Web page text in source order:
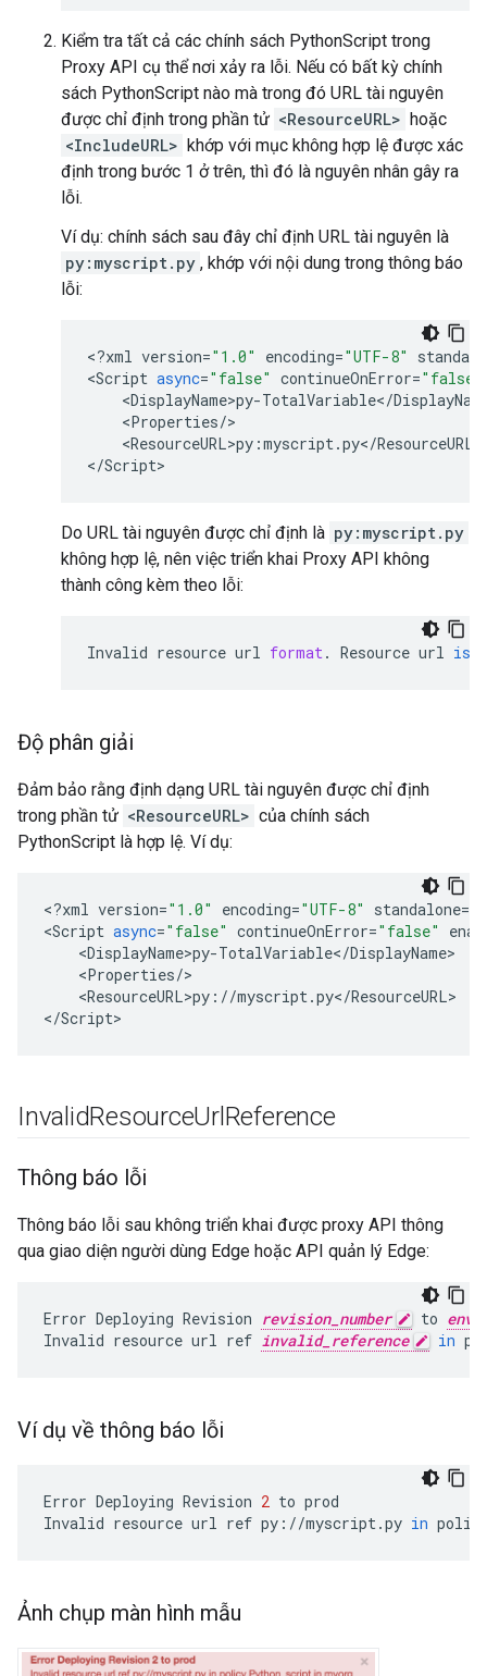
Kiểm tra tất cả các chính sách PythonScript trong
Proxy API cụ thể nơi xảy ra lỗi. Nếu có bất kỳ chính
sách PythonScript nào mà trong đó URL tài nguyên
được chỉ định trong phần tử <ResourceURL> hoặc
<IncludeURL> khớp với mục không hợp lệ được xác
định trong bước 1 ở trên, thì đó là nguyên nhân gây ra
lỗi.
Ví dụ: chính sách sau đây chỉ định URL tài nguyên là
py:myscript.py , khớp với nội dung trong thông báo
lỗi:
<?xml version="1.0" encoding="UTF-8"
<Script async="false" continueOnError="false"
    <
DisplayName>py-TotalVariable</
    <
Properties/>
    <
ResourceURL>py :myscript.py</ResourceURL
</Script>
Do URL tài nguyên được chỉ định là py:myscript.py
không hợp lệ, nên việc triển khai Proxy API không
thành công kèm theo lỗi:
Invalid resource url format. Resource url is
Độ phân giải
Đảm bảo rằng định dạng URL tài nguyên được chỉ định
trong phần tử <ResourceURL> của chính sách
PythonScript là hợp lệ. Ví dụ:
<?xml version="1.0" encoding="UTF-8" standalone=
<Script async="false" continueOnError="false"
    <
DisplayName>py-TotalVariable</DisplayName>
    <
Properties/>
    <
ResourceURL>py : //myscript.py</ResourceURL>
</Script>
InvalidResourceUrl Reference
Thông báo lỗi
Thông báo lỗi sau không triển khai được proxy API thông
qua giao diện người dùng Edge hoặc API quản lý Edge:
Error Deploying Revision revision_number to
Invalid resource url ref invalid_reference in
Ví dụ về thông báo lỗi
Error Deploying Revision 2 to prod
Invalid resource url ref py : //myscript.py in
Ảnh chụp màn hình mẫu